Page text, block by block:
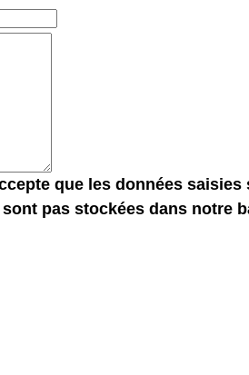
que les données
pas stockées dans notre